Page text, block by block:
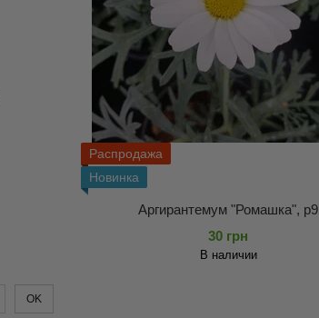
Распродажа
Новинка
Аргирантемум "Ромашка", р9
30 грн
В наличии
OK